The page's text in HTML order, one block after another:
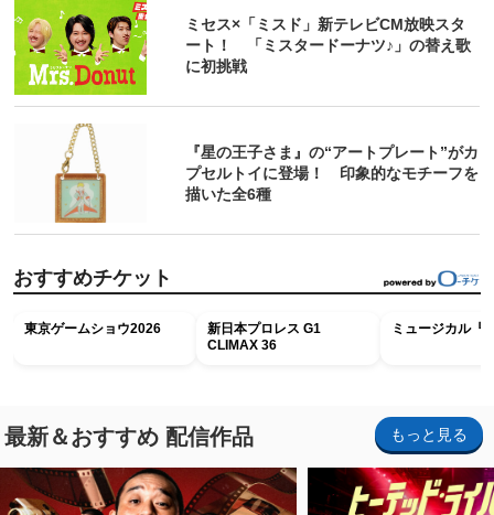
ミセス×「ミスド」新テレビCM放映スタ
ート！ 「ミスタードーナツ♪」の替え歌
に初挑戦
『星の王子さま』の“アートプレート”がカ
プセルトイに登場！ 印象的なモチーフを
描いた全6種
おすすめチケット
東京ゲームショウ2026
新日本プロレス G1
CLIMAX 36
ミュージカル『
最新＆おすすめ 配信作品 もっと見る